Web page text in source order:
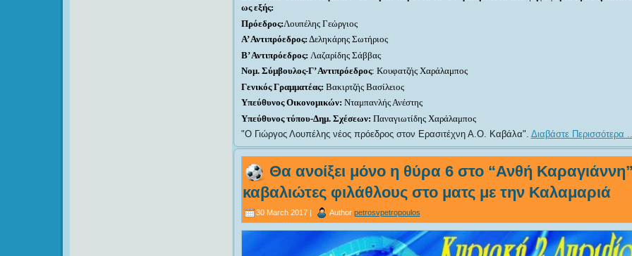
ως εξής:
Πρόεδρος:Λουπέλης Γεώργιος
Α’ Αντιπρόεδρος: Δεληκάρης Σωτήριος
Β’ Αντιπρόεδρος: Λαζαρίδης Σάββας
Νομ. Σύμβουλος-Γ’ Αντιπρόεδρος: Κουφατζής Χαράλαμπος
Γενικός Γραμματέας: Βακιρτζής Βασίλειος
Υπεύθυνος Οικονομικών: Νταμπανλής Ανέστης
Υπεύθυνος τύπου-Δημ. Σχέσεων: Παναγιωτίδης Χαράλαμπος
Ο Γιώργος Λουπέλης νέος πρόεδρος στον Ερασιτέχνη Α.Ο. Καβάλα . Διαβάστε Περισσότερα
Θα ανοίξει μόνο η θύρα 6 στο “Ανθή
καβαλιώτες φιλάθλους στο ματς με την Καλαμαριά
30 March 2017 | Author petrosvpetropoulos